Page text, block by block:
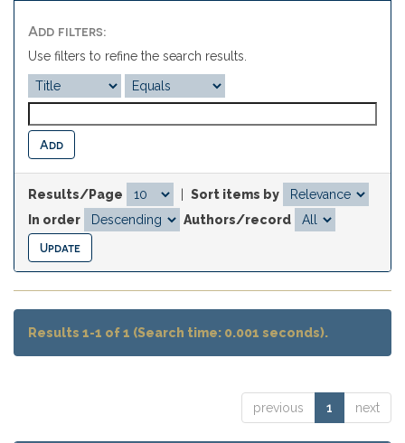
Add filters:
Use filters to refine the search results.
Results/Page
Sort items by
In order
Authors/record
Results 1-1 of 1 (Search time: 0.001 seconds).
previous 1 next